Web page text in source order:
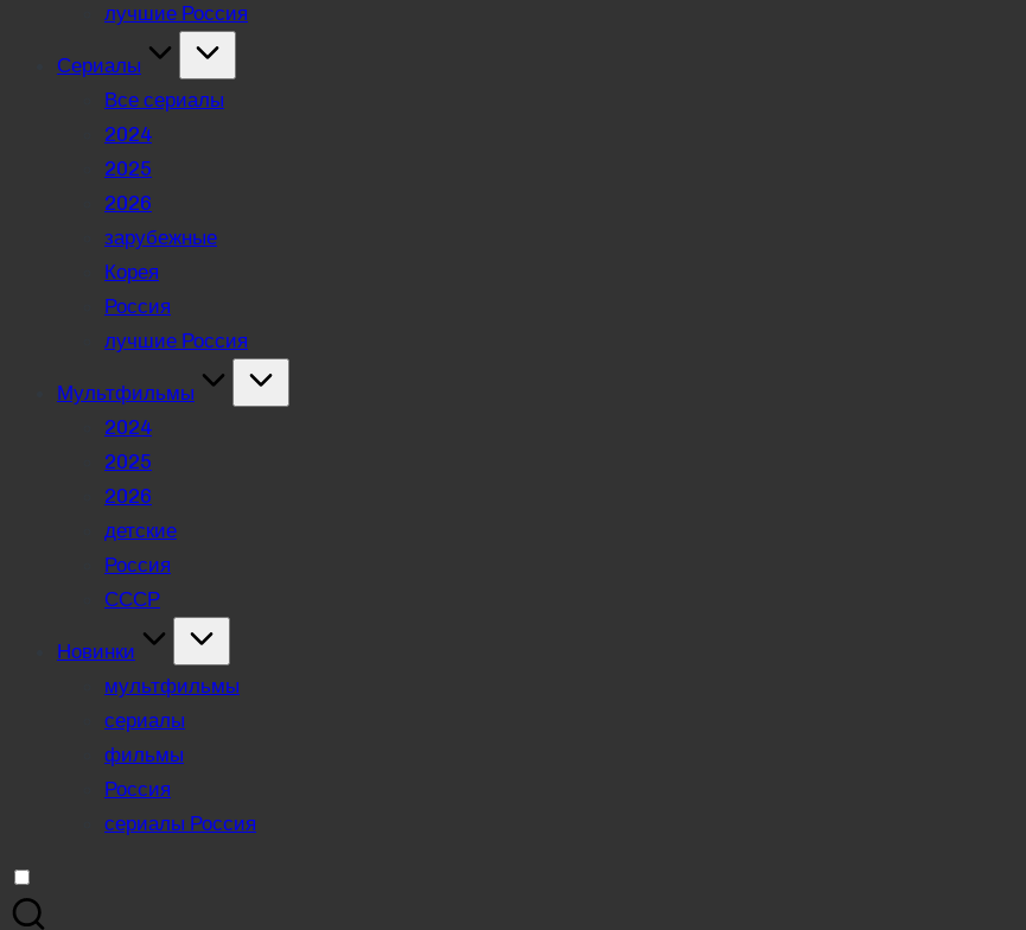
лучшие Россия
Сериалы
Все сериалы
2024
2025
2026
зарубежные
Корея
Россия
лучшие Россия
Мультфильмы
2024
2025
2026
детские
Россия
СССР
Новинки
мультфильмы
сериалы
фильмы
Россия
сериалы Россия